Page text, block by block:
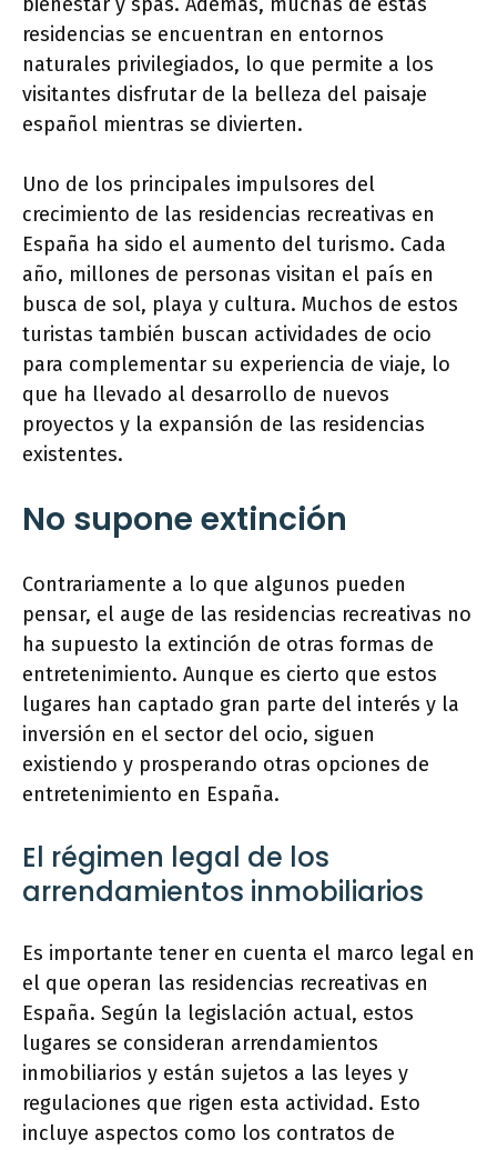
residencias se encuentran en entornos
naturales privilegiados, lo que permite a los
visitantes disfrutar de la belleza del paisaje
español mientras se divierten.
Uno de los principales impulsores del
crecimiento de las residencias recreativas en
España ha sido el aumento del turismo. Cada
año, millones de personas visitan el país en
busca de sol, playa y cultura. Muchos de estos
turistas también buscan actividades de ocio
para complementar su experiencia de viaje, lo
que ha llevado al desarrollo de nuevos
proyectos y la expansión de las residencias
existentes.
No supone extinción
Contrariamente a lo que algunos pueden
pensar, el auge de las residencias recreativas no
ha supuesto la extinción de otras formas de
entretenimiento. Aunque es cierto que estos
lugares han captado gran parte del interés y la
inversión en el sector del ocio, siguen
existiendo y prosperando otras opciones de
entretenimiento en España.
El régimen legal de los
arrendamientos inmobiliarios
Es importante tener en cuenta el marco legal en
el que operan las residencias recreativas en
España. Según la legislación actual, estos
lugares se consideran arrendamientos
inmobiliarios y están sujetos a las leyes y
regulaciones que rigen esta actividad. Esto
incluye aspectos como los contratos de